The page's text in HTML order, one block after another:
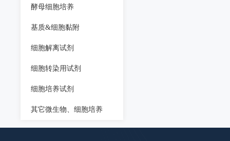
酵母细胞培养
基质&细胞黏附
细胞解离试剂
细胞转染用试剂
细胞培养试剂
其它微生物、细胞培养